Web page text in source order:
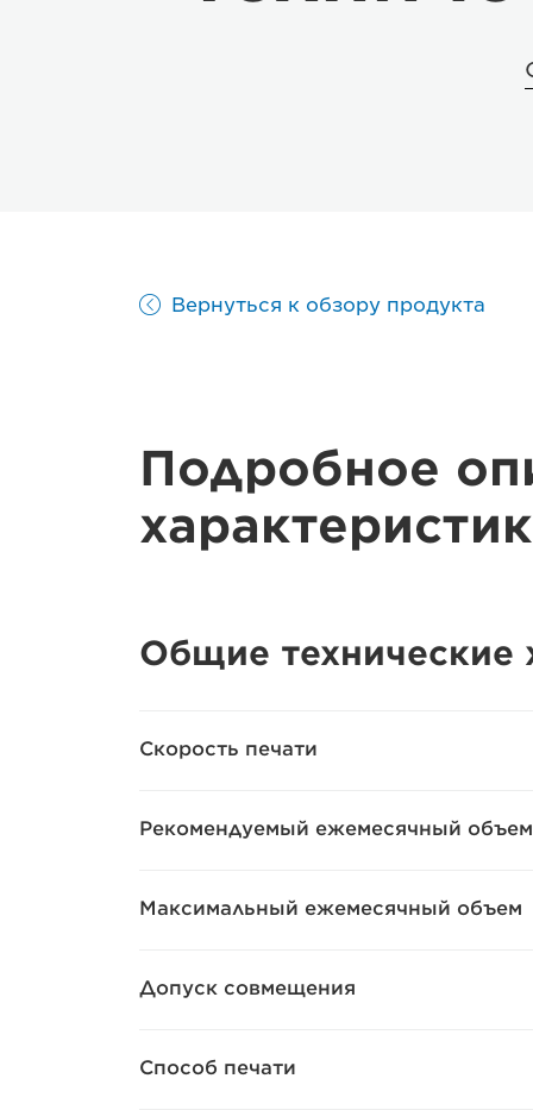
Вернуться к обзору продукта
Подробное
характеристик
Общие технические
Скорость печати
Рекомендуемый ежемесячный объем
Максимальный ежемесячный объем
Допуск совмещения
Способ печати